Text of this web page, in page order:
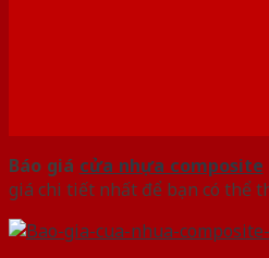
Báo giá cửa nhựa composite
giá chi tiết nhất để bạn có thể